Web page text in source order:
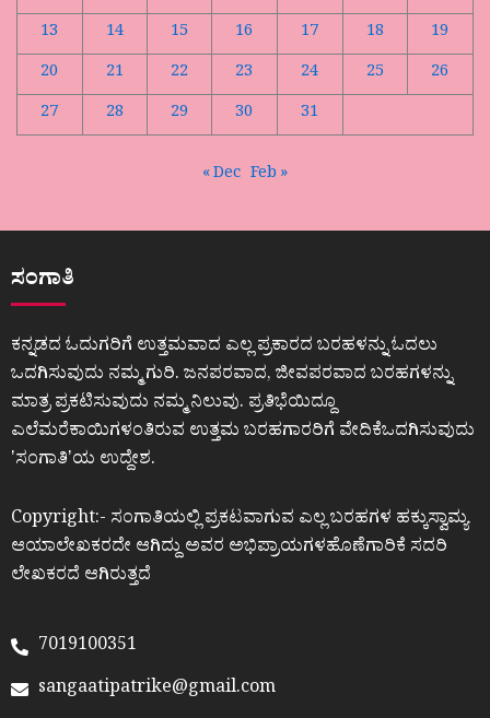
13
14 15 16 17 18
19
20
21 22 23 24 25
26
27
28 29 30 31
« Dec Feb »
ಸಂಗಾತಿ
ಕನ್ನಡದ ಓದುಗರಿಗೆ ಉತ್ತಮವಾದ ಎಲ್ಲ ಪ್ರಕಾರದ ಬರಹಳನ್ನು ಓದಲು
ಒದಗಿಸುವುದು ನಮ್ಮ ಗುರಿ. ಜನಪರವಾದ, ಜೀವಪರವಾದ ಬರಹಗಳನ್ನು
ಮಾತ್ರ ಪ್ರಕಟಿಸುವುದು ನಮ್ಮ ನಿಲುವು. ಪ್ರತಿಭೆಯಿದ್ದೂ
ಎಲೆಮರೆಕಾಯಿಗಳಂತಿರುವ ಉತ್ತಮ ಬರಹಗಾರರಿಗೆ ವೇದಿಕೆಒದಗಿಸುವುದು
ʼಸಂಗಾತಿʼಯ ಉದ್ದೇಶ.
Copyright:- ಸಂಗಾತಿಯಲ್ಲಿ ಪ್ರಕಟವಾಗುವ ಎಲ್ಲ ಬರಹಗಳ ಹಕ್ಕುಸ್ವಾಮ್ಯ
ಆಯಾಲೇಖಕರದೇ ಆಗಿದ್ದು ಅವರ ಅಭಿಪ್ರಾಯಗಳಹೊಣೆಗಾರಿಕೆ ಸದರಿ
ಲೇಖಕರದೆ ಆಗಿರುತ್ತದೆ
7019100351
sangaatipatrike@gmail.com